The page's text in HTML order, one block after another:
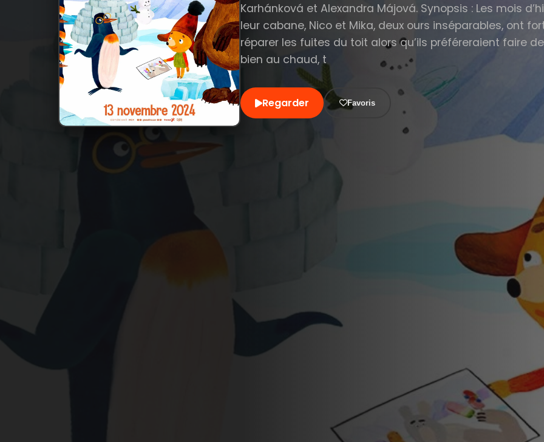
Karhánková et Alexandra Májová. Synopsis : Les mois
leur cabane, Nico et Mika, deux ours inséparables, ont
réparer les fuites du toit alors qu’ils préféreraient faire
bien au chaud, t
Regarder Favoris